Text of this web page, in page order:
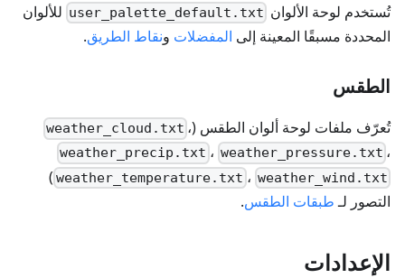
تُستخدم لوحة الألوان user_palette_default.txt للألوان
المحددة مسبقًا المعينة إلى المفضلات ونقاط الطريق.
الطقس
تُعرّف ملفات لوحة ألوان الطقس ( weather_cloud.txt ،
weather_precip.txt ، weather_pressure.txt ،
weather_temperature.txt ، weather_wind.txt
)
التصور لـطبقات الطقس.
الإعدادات